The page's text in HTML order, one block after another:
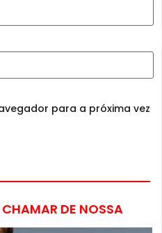
para a próxima vez
DE NOSSA